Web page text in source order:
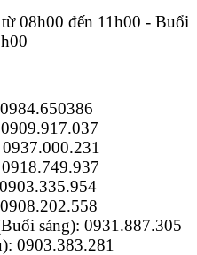
08h00 đến 11h00 - Buổi
0984.650386
0909.917.037
0937.000.231
0918.749.937
0903.335.954
0908.202.558
sáng): 0931.887.305
0903.383.281